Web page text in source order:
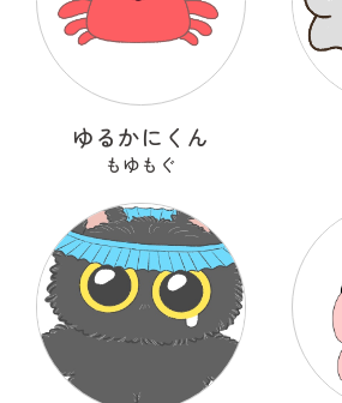
ゆるかにくん
もゆもぐ